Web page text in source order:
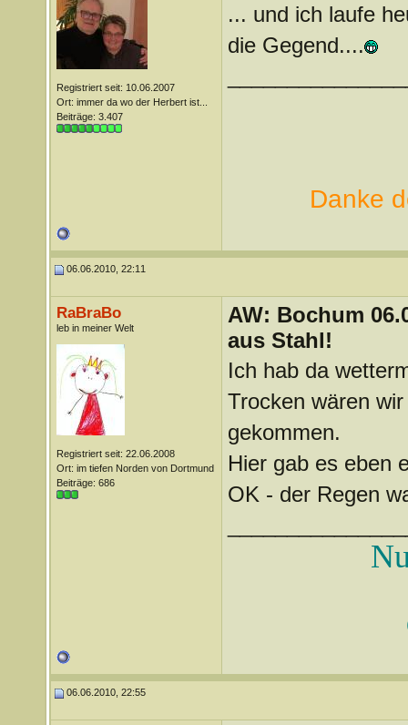
Registriert seit: 10.06.2007
Ort: immer da wo der Herbert ist...
Beiträge: 3.407
... und ich laufe
die Gegend....
Danke
06.06.2010, 22:11
RaBraBo
leb in meiner Welt
Registriert seit: 22.06.2008
Ort: im tiefen Norden von Dortmund
Beiträge: 686
AW: Bochum
aus Stahl!
Ich hab da
Trocken wären
gekommen.
Hier gab es eben
OK - der Regen
06.06.2010, 22:55